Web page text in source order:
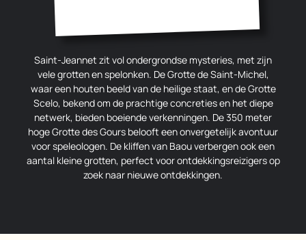
Saint-Jeannet zit vol ondergrondse mysteries, met zijn
vele grotten en spelonken. De Grotte de Saint-Michel,
waar een houten beeld van de heilige staat, en de Grotte
Scelo, bekend om de prachtige concreties en het diepe
netwerk, bieden boeiende verkenningen. De 350 meter
hoge Grotte des Gours belooft een onvergetelijk avontuur
voor speleologen. De kliffen van Baou verbergen ook een
aantal kleine grotten, perfect voor ontdekkingsreizigers op
zoek naar nieuwe ontdekkingen.